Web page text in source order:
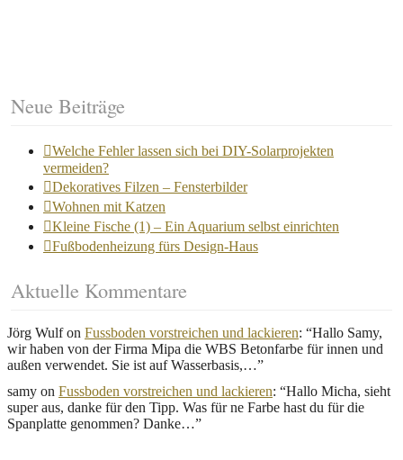
Neue Beiträge
Welche Fehler lassen sich bei DIY-Solarprojekten
vermeiden?
Dekoratives Filzen – Fensterbilder
Wohnen mit Katzen
Kleine Fische (1) – Ein Aquarium selbst einrichten
Fußbodenheizung fürs Design-Haus
Aktuelle Kommentare
Jörg Wulfon Fussboden vorstreichen und lackieren: “Hallo Samy,
wir haben von der Firma Mipa die WBS Betonfarbe für innen und
außen verwendet. Sie ist auf Wasserbasis,…”
samy on Fussboden vorstreichen und lackieren: “Hallo Micha, sieht
super aus, danke für den Tipp. Was für ne Farbe hast du für die
Spanplatte genommen? Danke…”